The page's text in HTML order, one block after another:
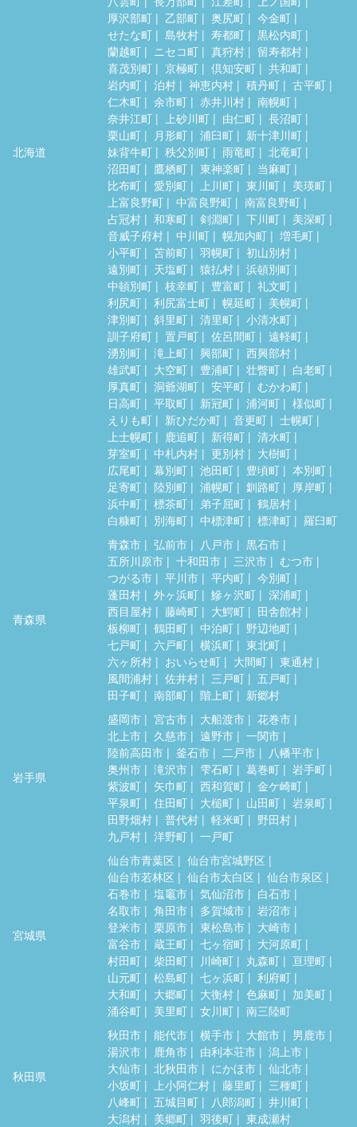
北海道
厚沢部町
乙部町 奥尻町
今金町
せたな町
島牧村 寿都町
黒松内町
蘭越町
ニセコ町 真狩村
留寿都村
喜茂別町
京極町 倶知安町
共和町
岩内町
泊村 神恵内村 積丹町
古平町
仁木町
余市町 赤井川村
南幌町
奈井江町
上砂川町 由仁町
長沼町
栗山町
月形町 浦臼町
新十津川町
妹背牛町
秩父別町 雨竜町
北竜町
沼田町
鷹栖町 東神楽町
当麻町
比布町
愛別町 上川町 東川町
美瑛町
上富良野町
中富良野町
南富良野町
占冠村
和寒町 剣淵町 下川町
美深町
音威子府村
中川町 幌加内町
増毛町
小平町
苫前町 羽幌町
初山別村
遠別町
天塩町 猿払村
浜頓別町
中頓別町
枝幸町 豊富町
礼文町
利尻町
利尻富士町 幌延町
美幌町
津別町
斜里町 清里町
小清水町
訓子府町
置戸町 佐呂間町
遠軽町
湧別町
滝上町 興部町
西興部村
雄武町
大空町 豊浦町 壮瞥町
白老町
厚真町
洞爺湖町 安平町
むかわ町
日高町
平取町 新冠町 浦河町
様似町
えりも町
新ひだか町 音更町
士幌町
上士幌町
鹿追町 新得町
清水町
芽室町
中札内村 更別村
大樹町
広尾町
幕別町 池田町 豊頃町
本別町
足寄町
陸別町 浦幌町 釧路町
厚岸町
浜中町
標茶町 弟子屈町
鶴居村
白糠町
別海町 中標津町 標津町 羅臼町
青森県
青森市 弘前市 八戸市
黒石市
五所川原市
十和田市 三沢市
むつ市
つがる市
平川市 平内町
今別町
蓬田村
外ヶ浜町 鰺ヶ沢町
深浦町
西目屋村
藤崎町 大鰐町
田舎館村
板柳町
鶴田町 中泊町
野辺地町
七戸町
六戸町 横浜町
東北町
六ヶ所村
おいらせ町 大間町
東通村
風間浦村
佐井村 三戸町
五戸町
田子町
南部町 階上町 新郷村
岩手県
盛岡市 宮古市 大船渡市
花巻市
北上市
久慈市 遠野市
一関市
陸前高田市
釜石市 二戸市
八幡平市
奥州市
滝沢市 雫石町 葛巻町
岩手町
紫波町
矢巾町 西和賀町
金ケ崎町
平泉町
住田町 大槌町 山田町
岩泉町
田野畑村
普代村 軽米町
野田村
九戸村
洋野町 一戸町
宮城県
仙台市青葉区
仙台市宮城野区
仙台市若林区
仙台市太白区
仙台市泉区
石巻市
塩竈市 気仙沼市
白石市
名取市
角田市 多賀城市
岩沼市
登米市
栗原市 東松島市
大崎市
富谷市
蔵王町 七ヶ宿町
大河原町
村田町
柴田町 川崎町 丸森町
亘理町
山元町
松島町 七ヶ浜町
利府町
大和町
大郷町 大衡村 色麻町
加美町
涌谷町
美里町 女川町 南三陸町
秋田県
秋田市 能代市 横手市 大館市
男鹿市
湯沢市
鹿角市 由利本荘市
潟上市
大仙市
北秋田市 にかほ市
仙北市
小坂町
上小阿仁村 藤里町
三種町
八峰町
五城目町 八郎潟町
井川町
大潟村
美郷町 羽後町 東成瀬村